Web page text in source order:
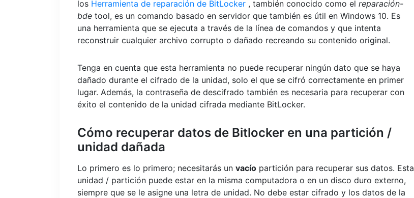
los Herramienta de reparación de BitLocker , también conocido como el reparación-
bde tool, es un comando basado en servidor que también es útil en Windows 10. Es
una herramienta que se ejecuta a través de la línea de comandos y que intenta
reconstruir cualquier archivo corrupto o dañado recreando su contenido original.
Tenga en cuenta que esta herramienta no puede recuperar ningún dato que se haya
dañado durante el cifrado de la unidad, solo el que se cifró correctamente en primer
lugar. Además, la contraseña de descifrado también es necesaria para recuperar con
éxito el contenido de la unidad cifrada mediante BitLocker.
Cómo recuperar datos de Bitlocker en una partición /
unidad dañada
Lo primero es lo primero; necesitarás un vacío partición para recuperar sus datos. Esta
unidad / partición puede estar en la misma computadora o en un disco duro externo,
siempre que se le asigne una letra de unidad. No debe estar cifrado y los datos de la